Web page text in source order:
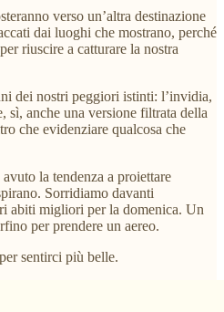
verso un’altra destinazione
dai luoghi che mostrano, perché
riuscire a catturare la nostra
dei nostri peggiori istinti: l’invidia,
sì, anche una versione filtrata della
che evidenziare qualcosa che
la tendenza a proiettare
Sorridiamo davanti
abiti migliori per la domenica. Un
per prendere un aereo.
sentirci più belle.